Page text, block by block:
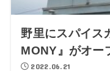
野里にスパイス
MONY』がオー
2022.06.21